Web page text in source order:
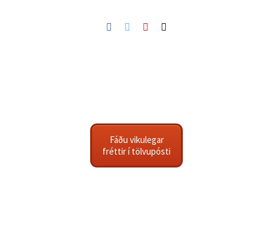
Facebook
TwitterPinterest
Fáðu vikulegar
fréttir í tölvupósti